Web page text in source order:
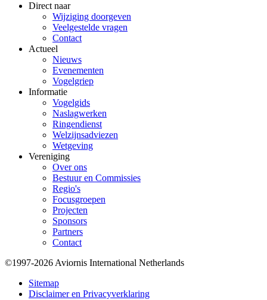
Direct naar
Wijziging doorgeven
Veelgestelde vragen
Contact
Actueel
Nieuws
Evenementen
Vogelgriep
Informatie
Vogelgids
Naslagwerken
Ringendienst
Welzijnsadviezen
Wetgeving
Vereniging
Over ons
Bestuur en Commissies
Regio's
Focusgroepen
Projecten
Sponsors
Partners
Contact
Bottom
©1997-2026 Aviornis International Netherlands
Sitemap
Disclaimer en Privacyverklaring